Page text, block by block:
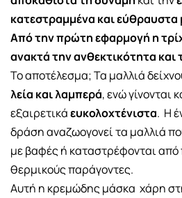
κατεστραμμένα και εύθραυστα
Από την πρώτη εφαρμογή η
ανακτά την ανθεκτικότητα και
Το αποτέλεσμα; Τα μαλλιά
λεία και λαμπερά, ενώ γίνονται
εξαιρετικάευκολοχτένιστα. Η
δράση αναζωογονεί τα μαλλιά
με βαφές ή καταστρέφονται από
θερμικούς παράγοντες.
Αυτή η κρεμώδης μάσκα χάρη